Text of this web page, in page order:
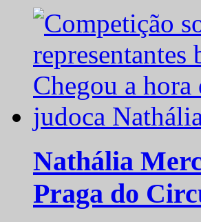
Nathália
Praga do